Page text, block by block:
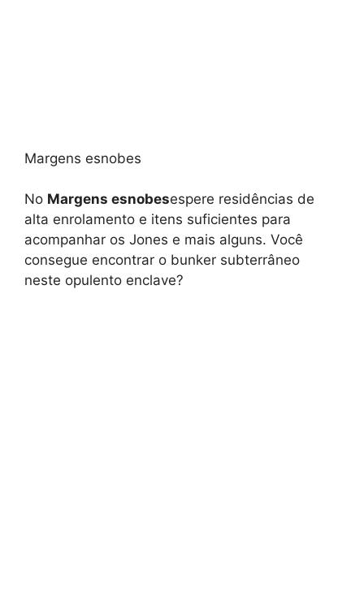
Margens esnobes
No Margens esnobesespere residências de
alta enrolamento e itens suficientes para
acompanhar os Jones e mais alguns. Você
consegue encontrar o bunker subterrâneo
neste opulento enclave?